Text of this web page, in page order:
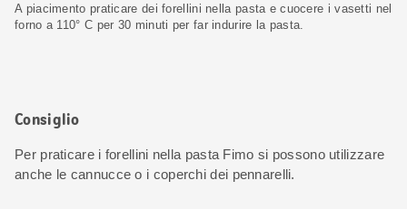
A piacimento praticare dei forellini nella pasta e cuocere i vasetti nel
forno a 110° C per 30 minuti per far indurire la pasta.
Consiglio
Per praticare i forellini nella pasta Fimo si possono utilizzare
anche le cannucce o i coperchi dei pennarelli.